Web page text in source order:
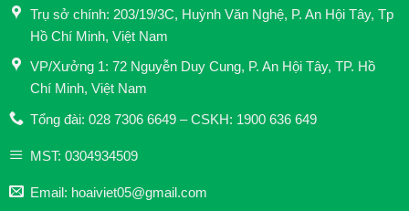
Trụ sở chính: 203/19/3C, Huỳnh Văn Nghệ, P. An Hội Tây, Tp
Hồ Chí Minh, Việt Nam
VP/Xưởng 1: 72 Nguyễn Duy Cung, P. An Hội Tây, TP. Hồ
Chí Minh, Việt Nam
Tổng đài: 028 7306 6649 – CSKH: 1900 636 649
MST: 0304934509
Email: hoaiviet05@gmail.com